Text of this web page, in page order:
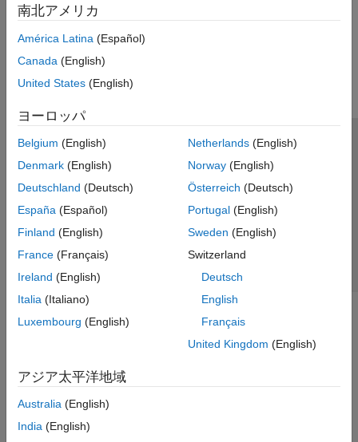
南北アメリカ
América Latina (Español)
Canada (English)
United States (English)
ヨーロッパ
Belgium (English)
Denmark (English)
Deutschland (Deutsch)
España (Español)
Finland (English)
France (Français)
Ireland (English)
Italia (Italiano)
Luxembourg (English)
Netherlands(English)
Norway(English)
Österreich (Deutsch)
Portugal(English)
Sweden (English)
Switzerland
Deutsch
English
Français
United Kingdom (English)
アジア太平洋地域
Australia (English)
India (English)
トラストセンター
プライバシー ポリシー
違法コピー防止
アプリケーション ステータス
© 1994-2026 The MathWorks, Inc.